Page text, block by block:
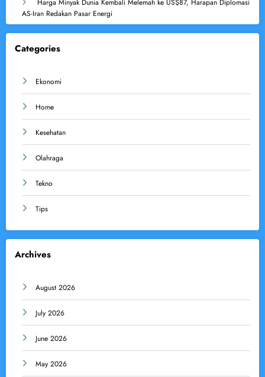
Harga Minyak Dunia Kembali Melemah ke US$87, Harapan Diplomasi
AS-Iran Redakan Pasar Energi
Categories
Ekonomi
Home
Kesehatan
Olahraga
Tekno
Tips
Archives
August 2026
July 2026
June 2026
May 2026